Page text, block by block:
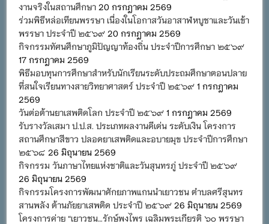
งานจริงในสถานศึกษา 20 กรกฎาคม 2569
ร่วมพิธีหล่อเทียนพรรษา เนื่องในโอกาสวันอาสาฬหบูชาและวันเข้า
พรรษา ประจำปี ๒๕๖๙ 20 กรกฎาคม 2569
กิจกรรมทัศนศึกษาภูมิปัญญาท้องถิ่น ประจำปีการศึกษา ๒๕๖๙
17 กรกฎาคม 2569
พิธีมอบทุนการศึกษาสำหรับนักเรียนระดับประถมศึกษาตอนปลาย
ที่สนใจเรียนทางสายวิทยาศาสตร์ ประจำปี ๒๕๖๙ 1 กรกฎาคม
2569
วันต่อต้านยาเสพติดโลก ประจำปี ๒๕๖๙ 1 กรกฎาคม 2569
รับรางวัลเสมา ป.ป.ส. ประเภทผลงานดีเด่น ระดับเงิน โครงการ
สถานศึกษาสีขาว ปลอดยาเสพติดและอบายมุข ประจำปีการศึกษา
๒๕๖๘ 26 มิถุนายน 2569
กิจกรรม วันภาษาไทยแห่งชาติและวันสุนทรภู่ ประจำปี ๒๕๖๙
26 มิถุนายน 2569
กิจกรรมโครงการพัฒนาศักยภาพแกนนำเยาวชน ตำบลศรีสุนทร
สานพลัง ต้านภัยยาเสพติด ประจำปี ๒๕๖๙ 26 มิถุนายน 2569
โครงการค่าย “เยาวชน…รักษ์พงไพร เฉลิมพระเกียรติ ๖๐ พรรษา